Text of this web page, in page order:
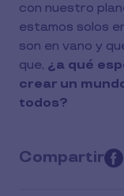
con nuestro
estamos solos
son en vano y
que, ¿a qué
crear un
todos?
Compartir
this